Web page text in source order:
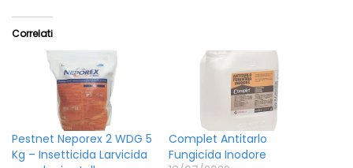
Correlati
Pestnet Neporex 2 WDG 5
Kg – Insetticida Larvicida
Complet Antitarlo
Fungicida Inodore